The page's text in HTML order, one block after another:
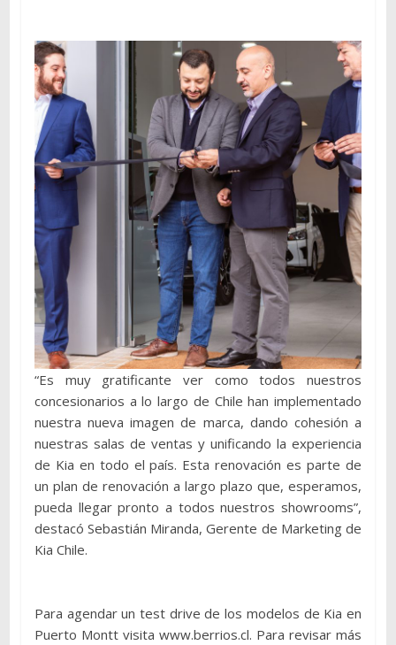
“Es muy gratificante ver como todos nuestros
concesionarios a lo largo de Chile han implementado
nuestra nueva imagen de marca, dando cohesión a
nuestras salas de ventas y unificando la experiencia
de Kia en todo el país. Esta renovación es parte de
un plan de renovación a largo plazo que, esperamos,
pueda llegar pronto a todos nuestros showrooms”,
destacó Sebastián Miranda, Gerente de Marketing de
Kia Chile.
Para agendar un test drive de los modelos de Kia en
Puerto Montt visita www.berrios.cl. Para revisar más